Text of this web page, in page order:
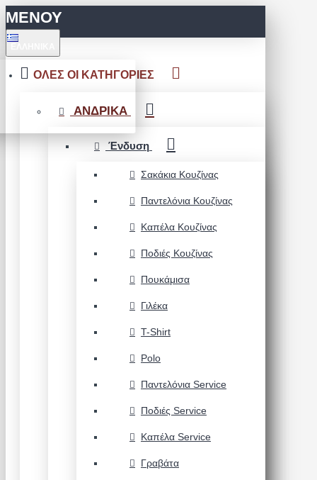
ΜΕΝΟΥ
ΟΛΕΣ ΟΙ ΚΑΤΗΓΟΡΙΕΣ
ΑΝΔΡΙΚΑ
Ένδυση
Σακάκια Κουζίνας
Παντελόνια Κουζίνας
Καπέλα Κουζίνας
Ποδιές Κουζίνας
Πουκάμισα
Γιλέκα
T-Shirt
Polo
Παντελόνια Service
Ποδιές Service
Καπέλα Service
Γραβάτα